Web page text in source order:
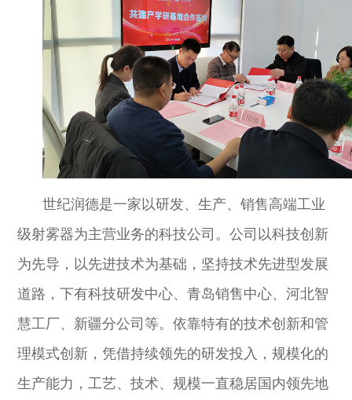
世纪润德是一家以研发、生产、销售高端工业
级射雾器为主营业务的科技公司。公司以科技创新
为先导，以先进技术为基础，坚持技术先进型发展
道路，下有科技研发中心、青岛销售中心、河北智
慧工厂、新疆分公司等。依靠特有的技术创新和管
理模式创新，凭借持续领先的研发投入，规模化的
生产能力，工艺、技术、规模一直稳居国内领先地